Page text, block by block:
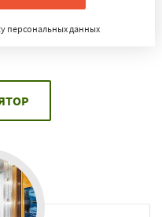
персональных данных